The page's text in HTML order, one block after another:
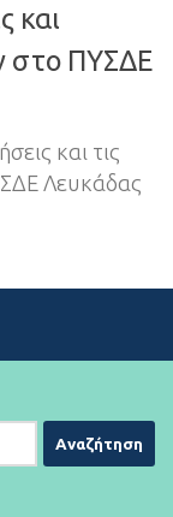
και
στο ΠΥΣΔΕ
και τις
Λευκάδας